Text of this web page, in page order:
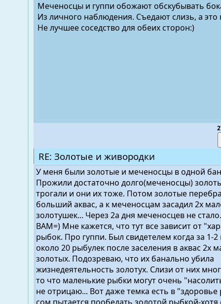
Меченосцы и гуппи обожают обскубывать
Из личного наблюдения. Съедают слизь, а это
Не лучшее соседство для обеих сторон:)
RE: Золотые и живородки
У меня были золотые и меченосцы в одной
Прожили достаточно долго(меченосцы)
трогали и они их тоже. Потом золотые
больший аквас, а к меченосцам засадил 2х
золотушек... Через 2а дня меченосцев не
ВАМ=) Мне кажется, что тут все зависит от
рыбок. Про гуппи. Был свидетелем когда за 1-
около 20 рыбулек после заселения в аквас 2х
золотых. Подозреваю, что их банально убила
жизнедеятельность золотух. Слизи от них
то что маленькие рыбки могут очень
не отрицаю... Вот даже темка есть в